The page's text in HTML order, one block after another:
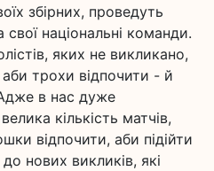
збірних, проведуть
національні команди.
яких не викликано,
трохи відпочити - й
в нас дуже
кількість матчів,
відпочити, аби підійти
нових викликів, які